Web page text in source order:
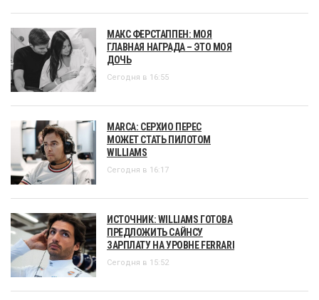
МАКС ФЕРСТАППЕН: МОЯ
ГЛАВНАЯ НАГРАДА – ЭТО МОЯ
ДОЧЬ
Сегодня в 16:55
MARCA: СЕРХИО ПЕРЕС
МОЖЕТ СТАТЬ ПИЛОТОМ
WILLIAMS
Сегодня в 16:17
ИСТОЧНИК: WILLIAMS ГОТОВА
ПРЕДЛОЖИТЬ САЙНСУ
ЗАРПЛАТУ НА УРОВНЕ FERRARI
Сегодня в 15:52